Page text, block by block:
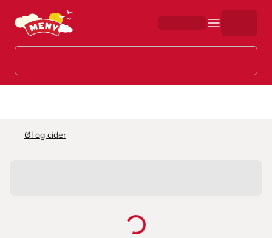
Hopp til hovedinnhold
Øl og cider